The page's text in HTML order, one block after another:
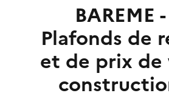
BAREME
Plafonds de
et de prix de